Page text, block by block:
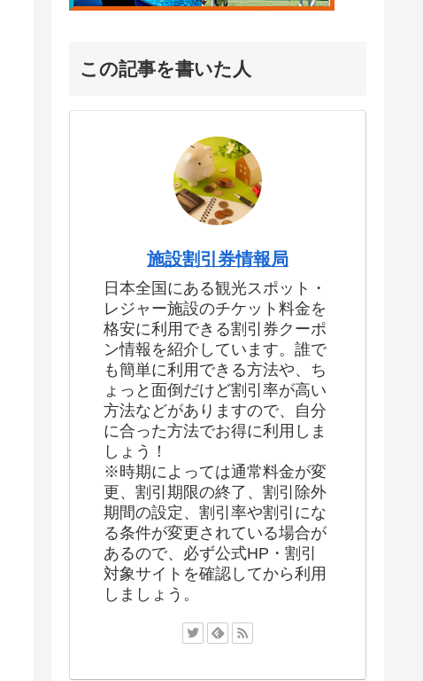
この記事を書いた人
施設割引券情報局
日本全国にある観光スポット・
レジャー施設のチケット料金を
格安に利用できる割引券クーポ
ン情報を紹介しています。誰で
も簡単に利用できる方法や、ち
ょっと面倒だけど割引率が高い
方法などがありますので、自分
に合った方法でお得に利用しま
しょう！
※時期によっては通常料金が変
更、割引期限の終了、割引除外
期間の設定、割引率や割引にな
る条件が変更されている場合が
あるので、必ず公式HP・割引
対象サイトを確認してから利用
しましょう。